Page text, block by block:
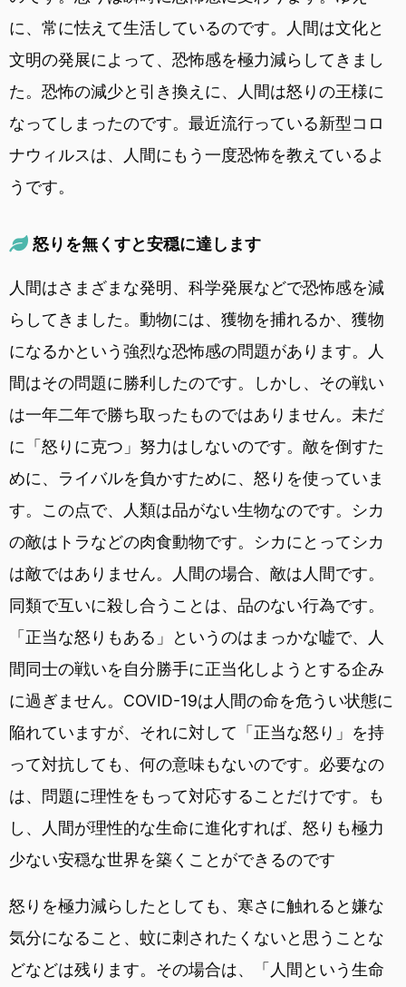
に、常に怯えて生活しているのです。人間は文化と
文明の発展によって、恐怖感を極力減らしてきまし
た。恐怖の減少と引き換えに、人間は怒りの王様に
なってしまったのです。最近流行っている新型コロ
ナウィルスは、人間にもう一度恐怖を教えているよ
うです。
怒りを無くすと安穏に達します
人間はさまざまな発明、科学発展などで恐怖感を減
らしてきました。動物には、獲物を捕れるか、獲物
になるかという強烈な恐怖感の問題があります。人
間はその問題に勝利したのです。しかし、その戦い
は一年二年で勝ち取ったものではありません。未だ
に「怒りに克つ」努力はしないのです。敵を倒すた
めに、ライバルを負かすために、怒りを使っていま
す。この点で、人類は品がない生物なのです。シカ
の敵はトラなどの肉食動物です。シカにとってシカ
は敵ではありません。人間の場合、敵は人間です。
同類で互いに殺し合うことは、品のない行為です。
「正当な怒りもある」というのはまっかな嘘で、人
間同士の戦いを自分勝手に正当化しようとする企み
に過ぎません。COVID-19は人間の命を危うい状態に
陥れていますが、それに対して「正当な怒り」を持
って対抗しても、何の意味もないのです。必要なの
は、問題に理性をもって対応することだけです。も
し、人間が理性的な生命に進化すれば、怒りも極力
少ない安穏な世界を築くことができるのです
怒りを極力減らしたとしても、寒さに触れると嫌な
気分になること、蚊に刺されたくないと思うことな
どなどは残ります。その場合は、「人間という生命